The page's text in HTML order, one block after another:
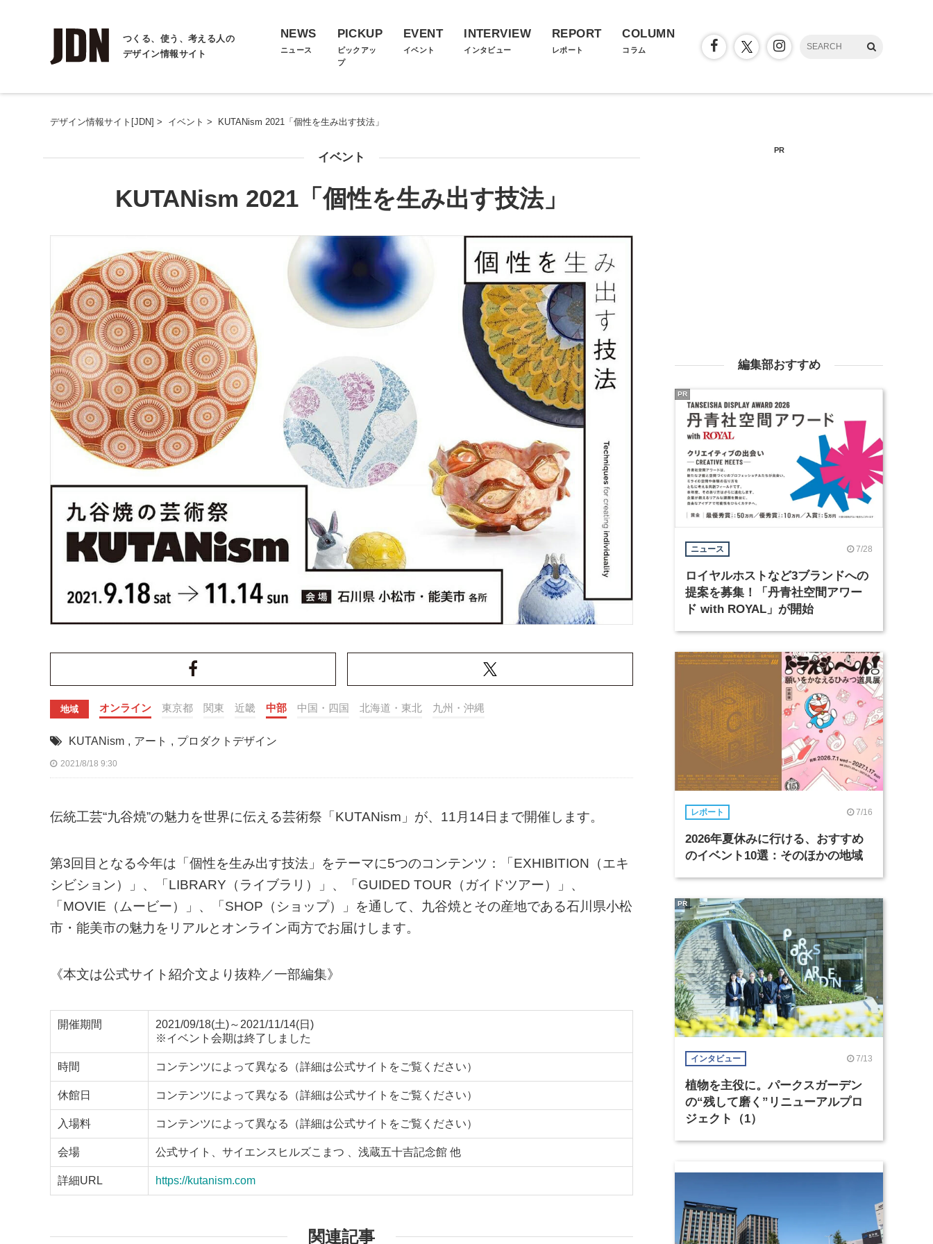
つくる、使う、考える人の
デザイン情報サイト
NEWS
ニュース
PICKUP
ピックアッ
プ
EVENT
イベント
INTERVIEW
インタビュー
REPORT
レポート
COLUMN
コラム
デザイン情報サイト[JDN] > イベント > KUTANism 2021「個性を生み出す技法」
イベント
KUTANism 2021「個性を生み出す技法」
地域 オンライン 東京都 関東 近畿 中部 中国・四国 北海道・東北 九州・沖縄
KUTANism , アート , プロダクトデザイン
2021/8/18 9:30
伝統工芸“九谷焼”の魅力を世界に伝える芸術祭「KUTANism」が、11月14日まで開催します。
第3回目となる今年は「個性を生み出す技法」をテーマに5つのコンテンツ：「EXHIBITION（エキ
シビション）」、「LIBRARY（ライブラリ）」、「GUIDED TOUR（ガイドツアー）」、
「MOVIE（ムービー）」、「SHOP（ショップ）」を通して、九谷焼とその産地である石川県小松
市・能美市の魅力をリアルとオンライン両方でお届けします。
《本文は公式サイト紹介文より抜粋／一部編集》
開催期間
2021/09/18(土)～2021/11/14(日)
※イベント会期は終了しました
時間 コンテンツによって異なる（詳細は公式サイトをご覧ください）
休館日 コンテンツによって異なる（詳細は公式サイトをご覧ください）
入場料 コンテンツによって異なる（詳細は公式サイトをご覧ください）
会場 公式サイト、サイエンスヒルズこまつ 、浅蔵五十吉記念館 他
詳細URL https://kutanism.com
関連記事
PR
編集部おすすめ
ニュース 7/28
ロイヤルホストなど3ブランドへの
提案を募集！「丹青社空間アワー
ド with ROYAL」が開始
PR
レポート 7/16
2026年夏休みに行ける、おすすめ
のイベント10選：そのほかの地域
インタビュー 7/13
植物を主役に。パークスガーデン
の“残して磨く”リニューアルプロ
ジェクト（1）
PR